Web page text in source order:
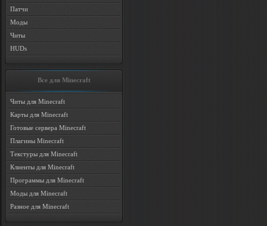
Патчи
Моды
Читы
HUDs
Все для Minecraft
Читы для Minecraft
Карты для Minecraft
Готовые сервера Minecraft
Плагины Minecraft
Текстуры для Minecraft
Клиенты для Minecraft
Программы для Minecraft
Моды для Minecraft
Разное для Minecraft